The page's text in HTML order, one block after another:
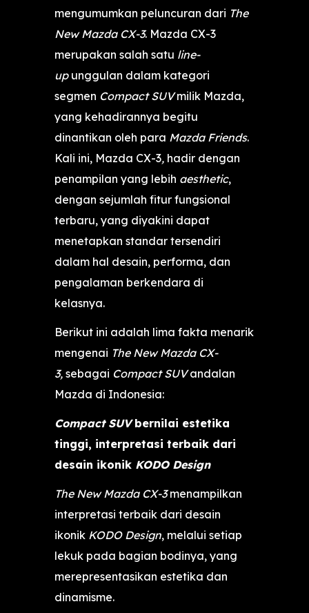
mengumumkan peluncuran dari The
New Mazda CX-3. Mazda CX-3
merupakan salah satu line-
upunggulan dalam kategori
segmen Compact SUVmilik Mazda,
yang kehadirannya begitu
dinantikan oleh para Mazda Friends.
Kali ini, Mazda CX-3, hadir dengan
penampilan yang lebih aesthetic,
dengan sejumlah fitur fungsional
terbaru, yang diyakini dapat
menetapkan standar tersendiri
dalam hal desain, performa, dan
pengalaman berkendara di
kelasnya.
Berikut ini adalah lima fakta menarik
mengenai The New Mazda CX-
3, sebagai Compact SUVandalan
Mazda di Indonesia:
Compact SUVbernilai estetika
tinggi, interpretasi terbaik dari
desain ikonik KODO Design
The New Mazda CX-3menampilkan
interpretasi terbaik dari desain
ikonik KODO Design, melalui setiap
lekuk pada bagian bodinya, yang
merepresentasikan estetika dan
dinamisme.